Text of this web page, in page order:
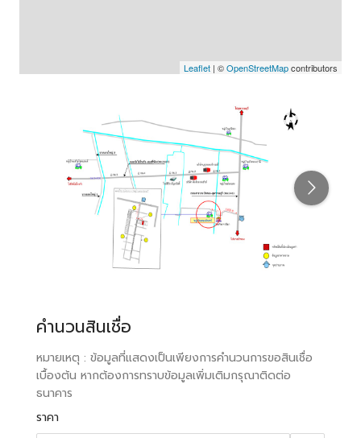
Leaflet | ©OpenStreetMapcontributors
คำนวนสินเชื่อ
หมายเหตุ : ข้อมูลที่แสดงเป็นเพียงการคำนวนการขอสินเชื่อ
เบื้องต้น หากต้องการทราบข้อมูลเพิ่มเติมกรุณาติดต่อ
ธนาคาร
ราคา